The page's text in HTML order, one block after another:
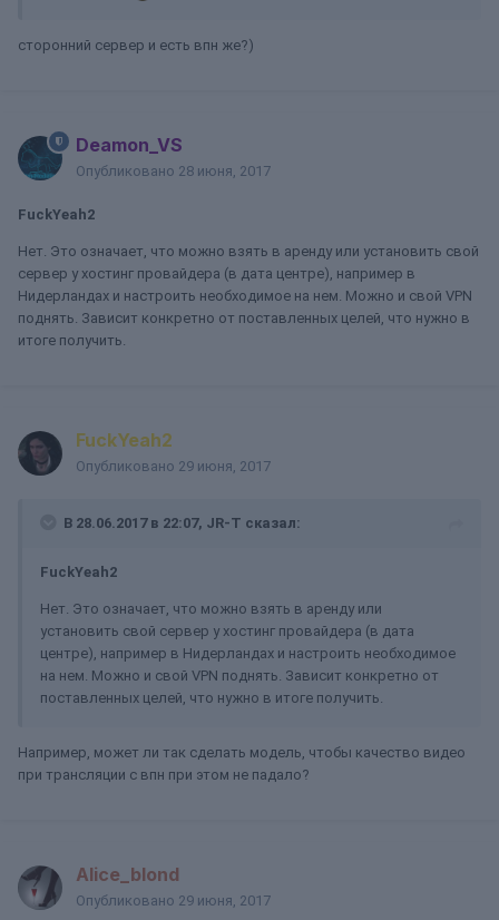
сторонний сервер и есть впн же?)
Deamon_VS
Опубликовано 28 июня, 2017
FuckYeah2
Нет. Это означает, что можно взять в аренду или установить свой
сервер у хостинг провайдера (в дата центре), например в
Нидерландах и настроить необходимое на нем. Можно и свой VPN
поднять. Зависит конкретно от поставленных целей, что нужно в
итоге получить.
FuckYeah2
Опубликовано 29 июня, 2017
В 28.06.2017 в 22:07, JR-T сказал:
FuckYeah2
Нет. Это означает, что можно взять в аренду или
установить свой сервер у хостинг провайдера (в дата
центре), например в Нидерландах и настроить необходимое
на нем. Можно и свой VPN поднять. Зависит конкретно от
поставленных целей, что нужно в итоге получить.
Например, может ли так сделать модель, чтобы качество видео
при трансляции с впн при этом не падало?
Alice_blond
Опубликовано 29 июня, 2017